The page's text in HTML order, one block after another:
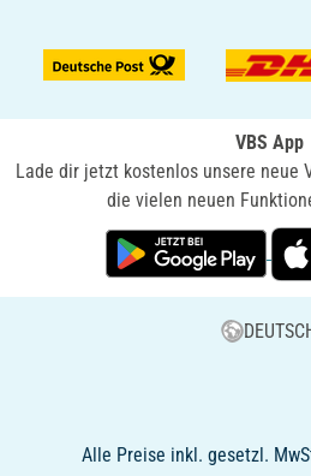
VBS App
Lade dir jetzt kostenlos unsere neue
die vielen neuen
Alle Preise inkl. gesetzl.